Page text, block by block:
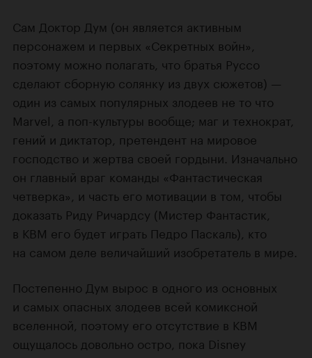
Сам Доктор Дум (он является активным
персонажем и первых «Секретных войн»,
поэтому можно полагать, что братья Руссо
сделают сборную солянку из двух сюжетов) —
один из самых популярных злодеев не то что
Marvel, а поп-культуры вообще; маг и технократ,
гений и диктатор, претендент на мировое
господство и жертва своей гордыни. Изначально
он главный враг команды «Фантастическая
четверка», и часть его мотивации в том, чтобы
доказать Риду Ричардсу (Мистер Фантастик,
в КВМ его будет играть Педро Паскаль), кто
на самом деле величайший изобретатель в мире.
Постепенно Дум вырос в одного из основных
и самых опасных злодеев всей комиксной
вселенной, поэтому его отсутствие в КВМ
ощущалось довольно остро, пока Disney